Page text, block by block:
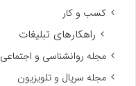
کسب و کار
راهکارهای تبلیغات
مجله روانشناسی و اجتماعی
مجله سریال و تلویزیون